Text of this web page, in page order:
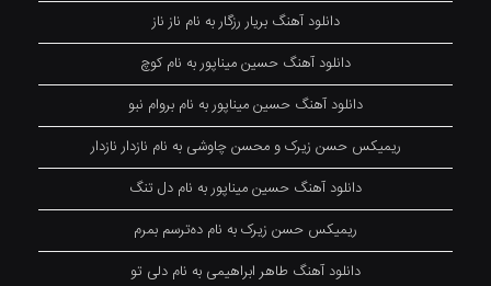
دانلود آهنگ بریار رزگار به نام ناز ناز
دانلود آهنگ حسین میناپور به نام کوچ
دانلود آهنگ حسین میناپور به نام بروام نبو
ریمیکس حسن زیرک و محسن چاوشی به نام نازدار نازدار
دانلود آهنگ حسین میناپور به نام دل تنگ
ریمیکس حسن زیرک به نام دەترسم بمرم
دانلود آهنگ طاهر ابراهیمی به نام دلی تو